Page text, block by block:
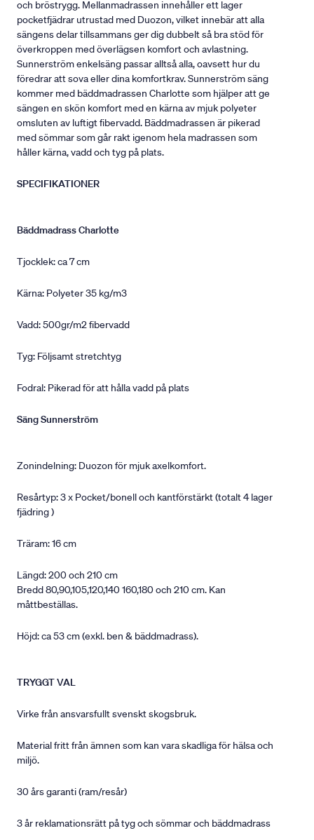
och bröstrygg. Mellanmadrassen innehåller ett lager
pocketfjädrar utrustad med Duozon, vilket innebär att alla
sängens delar tillsammans ger dig dubbelt så bra stöd för
överkroppen med överlägsen komfort och avlastning.
Sunnerström enkelsäng passar alltså alla, oavsett hur du
föredrar att sova eller dina komfortkrav. Sunnerström säng
kommer med bäddmadrassen Charlotte som hjälper att ge
sängen en skön komfort med en kärna av mjuk polyeter
omsluten av luftigt fibervadd. Bäddmadrassen är pikerad
med sömmar som går rakt igenom hela madrassen som
håller kärna, vadd och tyg på plats.
SPECIFIKATIONER
Bäddmadrass Charlotte
Tjocklek: ca 7 cm
Kärna: Polyeter 35 kg/m3
Vadd: 500gr/m2 fibervadd
Tyg: Följsamt stretchtyg
Fodral: Pikerad för att hålla vadd på plats
Säng Sunnerström
Zonindelning: Duozon för mjuk axelkomfort.
Resårtyp: 3 x Pocket/bonell och kantförstärkt (totalt 4 lager
fjädring )
Träram: 16 cm
Längd: 200 och 210 cm
Bredd 80,90,105,120,140 160,180 och 210 cm. Kan
måttbeställas.
Höjd: ca 53 cm (exkl. ben & bäddmadrass).
TRYGGT VAL
Virke från ansvarsfullt svenskt skogsbruk.
Material fritt från ämnen som kan vara skadliga för hälsa och
miljö.
30 års garanti (ram/resår)
3 år reklamationsrätt på tyg och sömmar och bäddmadrass